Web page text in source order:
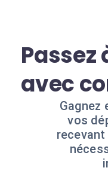
Passez
avec
Gagnez
vos